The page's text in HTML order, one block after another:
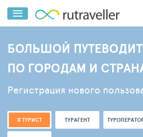
БОЛЬШОЙ
ПО ГОРОДАМ И
Регистрация нового
Я ТУРИСТ ТУРАГЕНТ